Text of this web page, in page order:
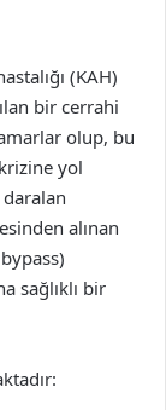
(KAH)
bir cerrahi
olup, bu
yol
daralan
alınan
sağlıklı bir